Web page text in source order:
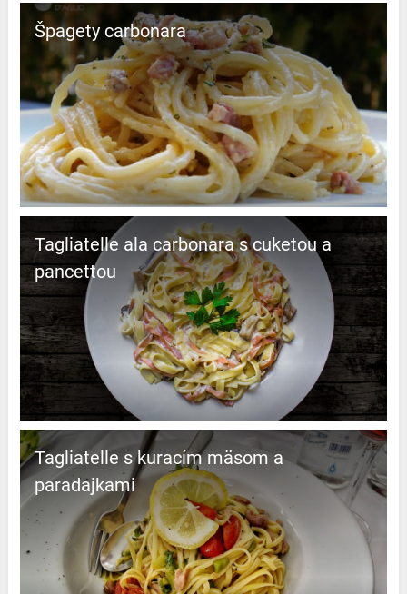
Špagety carbonara
Tagliatelle ala carbonara s cuketou a
pancettou
Tagliatelle s kuracím mäsom a
paradajkami